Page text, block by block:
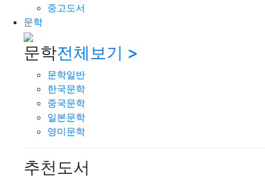
중고도서
문학
문학전체보기 >
문학일반
한국문학
중국문학
일본문학
영미문학
추천도서